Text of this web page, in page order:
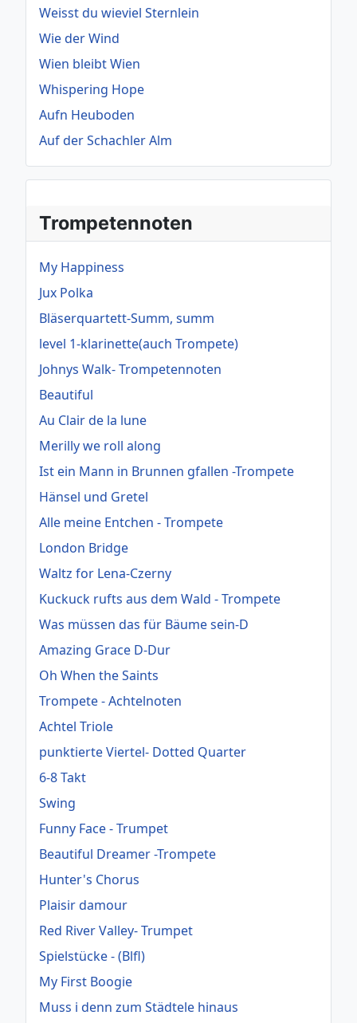
Weisst du wieviel Sternlein
Wie der Wind
Wien bleibt Wien
Whispering Hope
Aufn Heuboden
Auf der Schachler Alm
Trompetennoten
My Happiness
Jux Polka
Bläserquartett-Summ, summ
level 1-klarinette(auch Trompete)
Johnys Walk- Trompetennoten
Beautiful
Au Clair de la lune
Merilly we roll along
Ist ein Mann in Brunnen gfallen -Trompete
Hänsel und Gretel
Alle meine Entchen - Trompete
London Bridge
Waltz for Lena-Czerny
Kuckuck rufts aus dem Wald - Trompete
Was müssen das für Bäume sein-D
Amazing Grace D-Dur
Oh When the Saints
Trompete - Achtelnoten
Achtel Triole
punktierte Viertel- Dotted Quarter
6-8 Takt
Swing
Funny Face - Trumpet
Beautiful Dreamer -Trompete
Hunter's Chorus
Plaisir damour
Red River Valley- Trumpet
Spielstücke - (Blfl)
My First Boogie
Muss i denn zum Städtele hinaus